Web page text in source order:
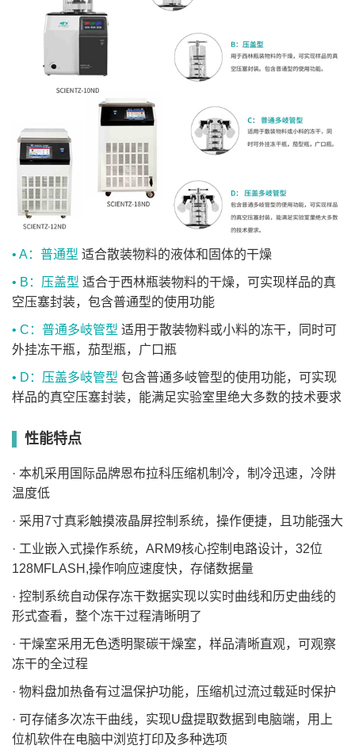
• A：普通型 适合散装物料的液体和固体的干燥
• B：压盖型 适合于西林瓶装物料的干燥，可实现样品的真
空压塞封装，包含普通型的使用功能
• C：普通多岐管型 适用于散装物料或小料的冻干，同时可
外挂冻干瓶，茄型瓶，广口瓶
• D：压盖多岐管型 包含普通多岐管型的使用功能，可实现
样品的真空压塞封装，能满足实验室里绝大多数的技术要求
性能特点
· 本机采用国际品牌恩布拉科压缩机制冷，制冷迅速，冷阱
温度低
· 采用7寸真彩触摸液晶屏控制系统，操作便捷，且功能强大
· 工业嵌入式操作系统，ARM9核心控制电路设计，32位
128MFLASH,操作响应速度快，存储数据量
· 控制系统自动保存冻干数据实现以实时曲线和历史曲线的
形式查看，整个冻干过程清晰明了
· 干燥室采用无色透明聚碳干燥室，样品清晰直观，可观察
冻干的全过程
· 物料盘加热备有过温保护功能，压缩机过流过载延时保护
· 可存储多次冻干曲线，实现U盘提取数据到电脑端，用上
位机软件在电脑中浏览打印及多种选项
-80℃冷阱最低
≤-80（空载）
极限真空度(Pa)
≤5（空载）
KW(220V50Hz)
1.07 1.16 1.12 1.16
1.12
-80℃功率
KW(220V50Hz)
1.51 1.47
610(L)×482(W)×455(H)+440
-80℃整机外形
尺寸(mm)
800(L)×525(W)×755(H)+440
整机重量(kg)
65 61